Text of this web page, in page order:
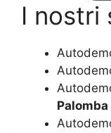
I nostri
Palomba